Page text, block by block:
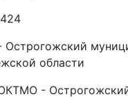
Острогожский
области
-